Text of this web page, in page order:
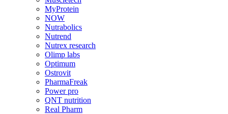
MyProtein
NOW
Nutrabolics
Nutrend
Nutrex research
Olimp labs
Optimum
Ostrovit
PharmaFreak
Power pro
QNT nutrition
Real Pharm